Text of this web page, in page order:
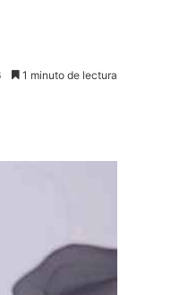
1 minuto de lectura